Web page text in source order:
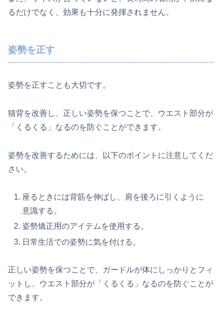
るだけでなく、効果も十分に発揮されません。
姿勢を正す
姿勢を正すことも大切です。
猫背を改善し、正しい姿勢を保つことで、ウエスト部分が
「くるくる」なるのを防ぐことができます。
姿勢を改善するためには、以下のポイントに注意してくだ
さい。
座るときには背筋を伸ばし、肩を後ろに引くように
意識する。
姿勢矯正用のアイテムを使用する。
日常生活での姿勢に気を付ける。
正しい姿勢を保つことで、ガードルが体にしっかりとフィ
ットし、ウエスト部分が「くるくる」なるのを防ぐことが
できます。